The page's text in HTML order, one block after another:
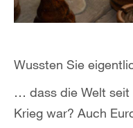
Wussten Sie
… dass die Welt seit
Krieg war? Auch